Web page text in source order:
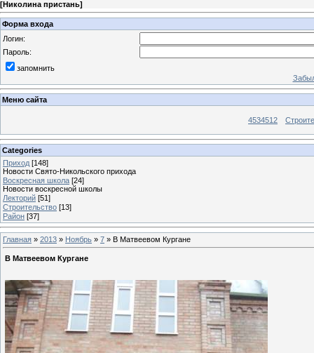
[Николина пристань]
Форма входа
Логин:
Пароль:
запомнить
Меню сайта
4534512
Categories
Приход [148]
Новости Свято-Никольского прихода
Воскресная школа [24]
Новости воскресной школы
Лекторий [51]
Строительство [13]
Район [37]
Главная » 2013 » Ноябрь » 7 » В Матвеевом Кургане
В Матвеевом Кургане